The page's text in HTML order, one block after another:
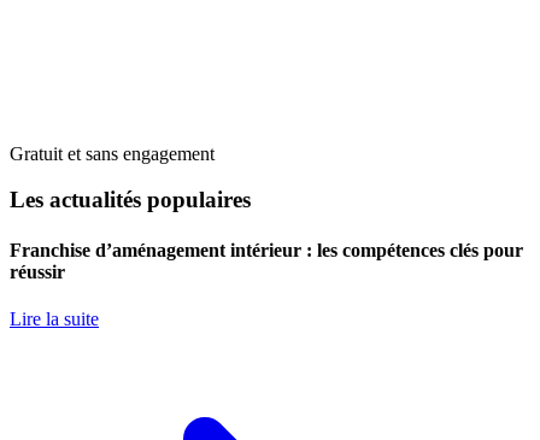
Gratuit et sans engagement
Les actualités populaires
Franchise d’aménagement intérieur : les compétences clés pour
réussir
Lire la suite